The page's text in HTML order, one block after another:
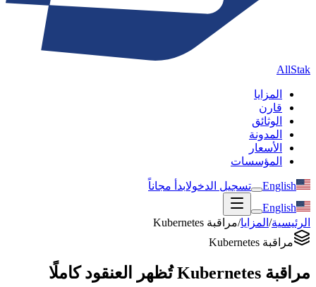
AllStak
المزايا
قارن
الوثائق
المدونة
الأسعار
المؤسسات
English تسجيل الدخولابدأ مجاناً
English
الرئيسية/ المزايا/مراقبة Kubernetes
مراقبة Kubernetes
مراقبة Kubernetes تُظهر العنقود كاملًا